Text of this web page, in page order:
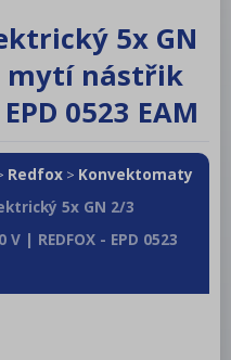
a zeleniny
5x GN
mytí nástřik
0523 EAM
Redfox > Konvektomaty
5x GN 2/3
| REDFOX - EPD 0523